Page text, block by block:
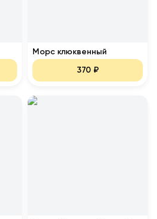
Морс клюквенный
370₽